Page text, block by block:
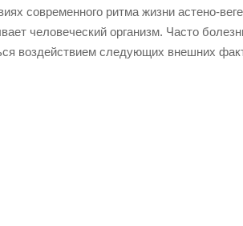
современного ритма жизни астено-
человеческий организм. Часто
воздействием следующих внешних